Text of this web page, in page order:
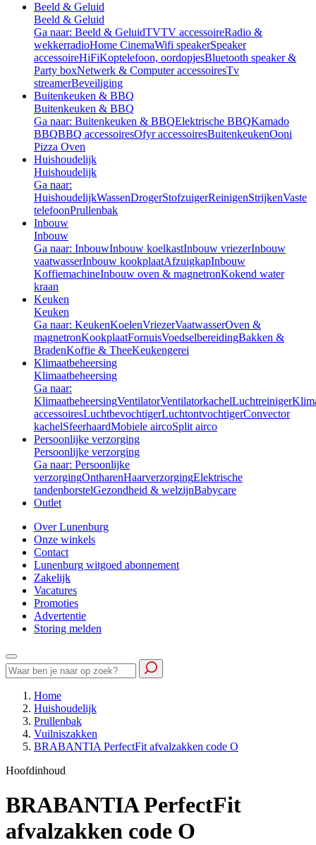
Beeld & Geluid
Beeld & Geluid
Ga naar: Beeld & GeluidTVTV accessoireRadio &
wekkerradioHome CinemaWifi speakerSpeaker
accessoireHiFiKoptelefoon, oordopjesBluetooth speaker &
Party boxNetwerk & Computer accessoiresTv
streamerBeveiliging
Buitenkeuken & BBQ
Buitenkeuken & BBQ
Ga naar: Buitenkeuken & BBQElektrische BBQKamado
BBQBBQ accessoiresOfyr accessoiresBuitenkeukenOoni
Pizza Oven
Huishoudelijk
Huishoudelijk
Ga naar:
HuishoudelijkWassenDrogerStofzuigerReinigenStrijkenVaste
telefoonPrullenbak
Inbouw
Inbouw
Ga naar: InbouwInbouw koelkastInbouw vriezerInbouw
vaatwasserInbouw kookplaatAfzuigkapInbouw
KoffiemachineInbouw oven & magnetronKokend water
kraan
Keuken
Keuken
Ga naar: KeukenKoelenVriezerVaatwasserOven &
magnetronKookplaatFornuisVoedselbereidingBakken &
BradenKoffie & TheeKeukengerei
Klimaatbeheersing
Klimaatbeheersing
Ga naar:
KlimaatbeheersingVentilatorVentilatorkachelLuchtreiniger
accessoiresLuchtbevochtigerLuchtontvochtigerConvector
kachelSfeerhaardMobiele aircoSplit airco
Persoonlijke verzorging
Persoonlijke verzorging
Ga naar: Persoonlijke
verzorgingOntharenHaarverzorgingElektrische
tandenborstelGezondheid & welzijnBabycare
Outlet
Over Lunenburg
Onze winkels
Contact
Lunenburg witgoed abonnement
Zakelijk
Vacatures
Promoties
Advertentie
Storing melden
Home
Huishoudelijk
Prullenbak
Vuilniszakken
BRABANTIA PerfectFit afvalzakken code O
Hoofdinhoud
BRABANTIA PerfectFit
afvalzakken code O